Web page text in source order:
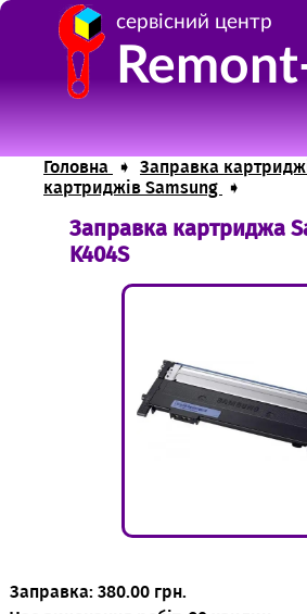
сервісний центр
Головна ➧ Заправка
картриджів Samsung ➧
Заправка картриджа
K404S
Заправка: 380.00 грн.